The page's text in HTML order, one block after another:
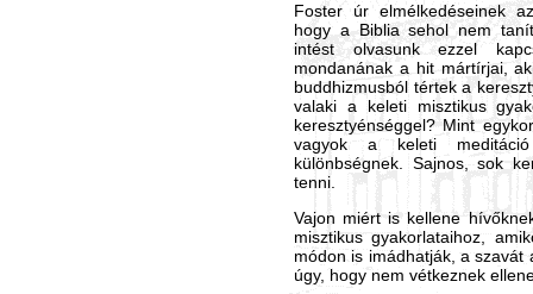
Foster úr elmélkedéseinek
hogy a Biblia sehol nem
intést olvasunk ezzel
mondanának a hit mártírjai,
buddhizmusból tértek a
valaki a keleti misztikus
keresztyénséggel? Mint
vagyok a keleti
különbségnek. Sajnos, sok
tenni.
Vajon miért is kellene
misztikus gyakorlataihoz,
módon is imádhatják, a
úgy, hogy nem vétkeznek